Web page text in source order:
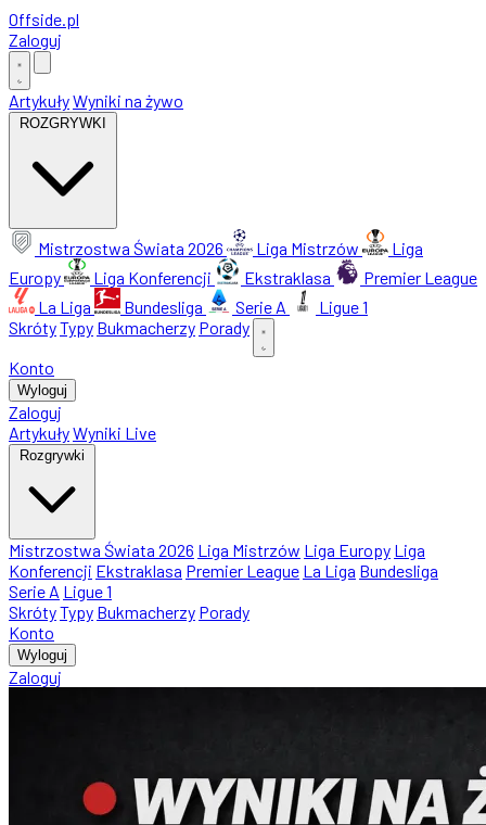
Offside.pl
Zaloguj
ArtykułyWyniki na żywo
ROZGRYWKI
Mistrzostwa Świata 2026 Liga Mistrzów
Liga
Europy
Liga Konferencji Ekstraklasa
Premier League
La Liga
Bundesliga Serie A
Ligue 1
SkrótyTypy Bukmacherzy Porady
Konto
Wyloguj
Zaloguj
ArtykułyWyniki Live
Rozgrywki
Mistrzostwa Świata 2026 Liga Mistrzów Liga Europy Liga
Konferencji Ekstraklasa Premier League La Liga Bundesliga
Serie A Ligue 1
SkrótyTypy Bukmacherzy Porady
Konto
Wyloguj
Zaloguj